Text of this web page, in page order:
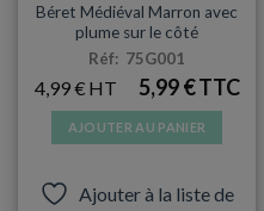
Béret Médiéval Marron avec
plume sur le côté
Réf: 75G001
4,99€ 5,99€
AJOUTER AU PANIER
Ajouter à la liste de